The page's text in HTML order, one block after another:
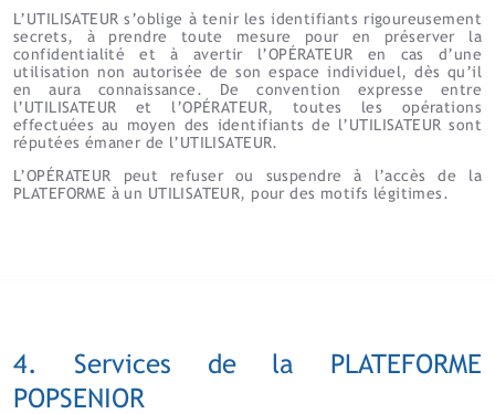
L’UTILISATEUR s’oblige à tenir les identifiants rigoureusement
secrets, à prendre toute mesure pour en préserver la
confidentialité et à avertir l’OPÉRATEUR en cas d’une
utilisation non autorisée de son espace individuel, dès qu’il
en aura connaissance. De convention expresse entre
l’UTILISATEUR et l’OPÉRATEUR, toutes les opérations
effectuées au moyen des identifiants de l’UTILISATEUR sont
réputées émaner de l’UTILISATEUR.
L’OPÉRATEUR peut refuser ou suspendre à l’accès de la
PLATEFORME à un UTILISATEUR, pour des motifs légitimes.
4. Services de la PLATEFORME
POPSENIOR